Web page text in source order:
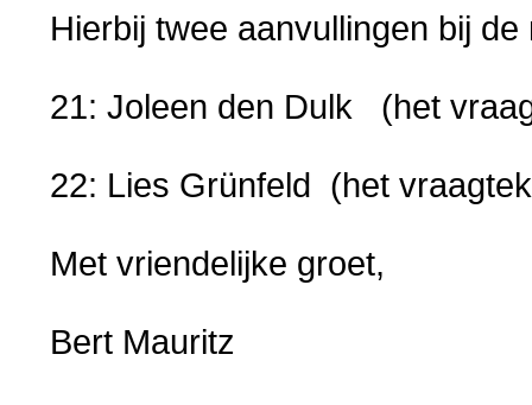
Hierbij twee aanvullingen bij de
21: Joleen den Dulk (het
22: Lies Grünfeld (het
Met vriendelijke groet,
Bert Mauritz